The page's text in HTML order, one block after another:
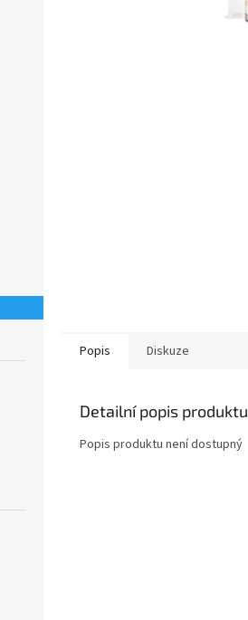
Popis Diskuze
Detailní popis produktu
Popis produktu není dostupný